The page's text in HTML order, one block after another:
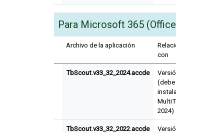
Para Microsoft 365 (Office) de
Archivo de la aplicación
Relacionado
con
TbScout.v33_32_2024.accde
Versión 2024
(debe tener
instalado
MultiTerm
2024)
TbScout.v33_32_2022.accde
Versión 2022